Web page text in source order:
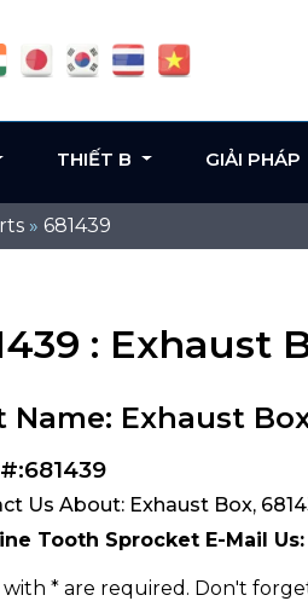
» 681439
: Exhaust
Name: Exhaust
Us About: Exhaust Box,
Tooth Sprocket E-Mail Us:
with * are required. Don't
THIẾT B GIẢI PHÁP